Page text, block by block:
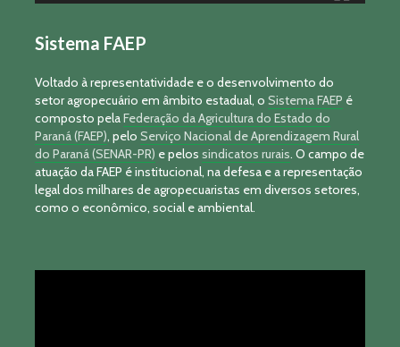
Sistema FAEP
Voltado à representatividade e o desenvolvimento do
setor agropecuário em âmbito estadual, o Sistema FAEP é
composto pelaFederação da Agricultura do Estado do
Paraná (FAEP), pelo Serviço Nacional de Aprendizagem Rural
do Paraná (SENAR-PR) e pelos sindicatos rurais. O campo de
atuação da FAEP é institucional, na defesa e a representação
legal dos milhares de agropecuaristas em diversos setores,
como o econômico, social e ambiental.